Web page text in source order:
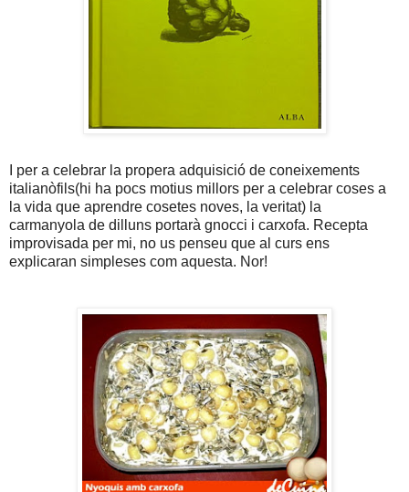
I per a celebrar la propera adquisició de coneixements
italianòfils(hi ha pocs motius millors per a celebrar coses a
la vida que aprendre cosetes noves, la veritat) la
carmanyola de dilluns portarà gnocci i carxofa. Recepta
improvisada per mi, no us penseu que al curs ens
explicaran simpleses com aquesta. Nor!